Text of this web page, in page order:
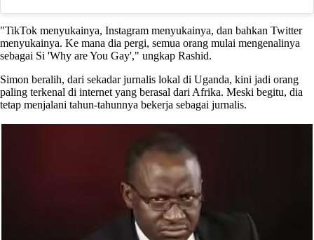
"TikTok menyukainya, Instagram menyukainya, dan bahkan Twitter
menyukainya. Ke mana dia pergi, semua orang mulai mengenalinya
sebagai Si 'Why are You Gay'," ungkap Rashid.
Simon beralih, dari sekadar jurnalis lokal di Uganda, kini jadi orang
paling terkenal di internet yang berasal dari Afrika. Meski begitu, dia
tetap menjalani tahun-tahunnya bekerja sebagai jurnalis.